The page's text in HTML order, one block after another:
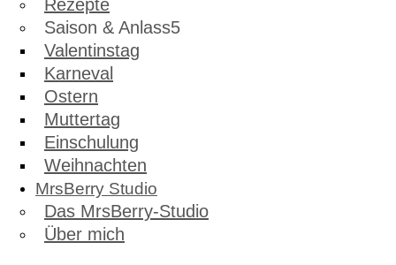
Rezepte
Saison & Anlass
Valentinstag
Karneval
Ostern
Muttertag
Einschulung
Weihnachten
MrsBerry Studio
Das MrsBerry-Studio
Über mich